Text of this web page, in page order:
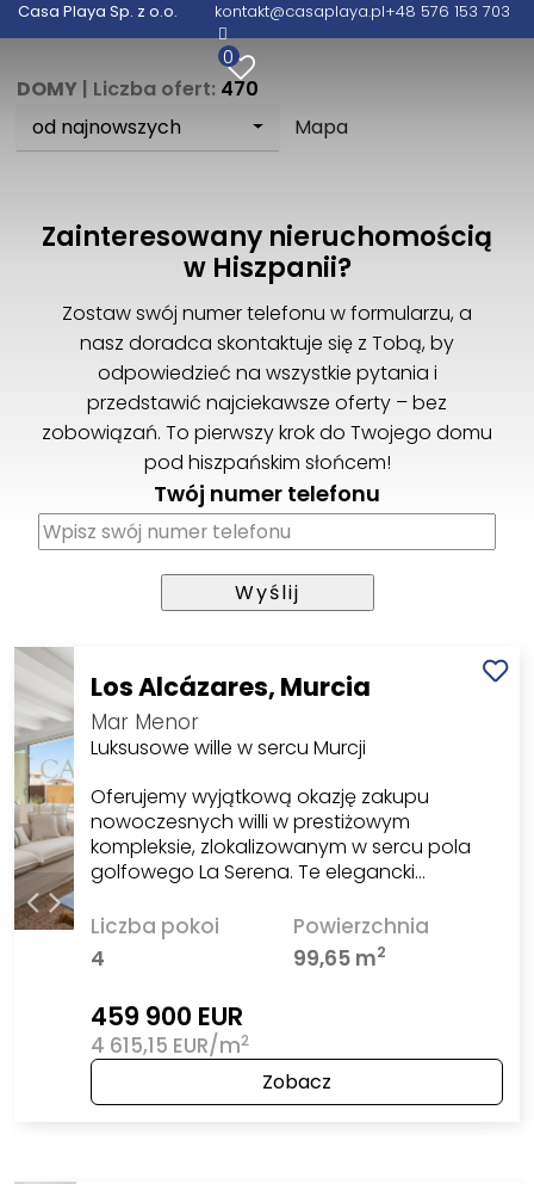
Casa Playa Sp. z o.o. kontakt@casaplaya.pl+48 576 153 703
0
DOMY | Liczba ofert: 470
od najnowszych
Mapa
Zainteresowany nieruchomością
w Hiszpanii?
Zostaw swój numer telefonu w formularzu, a
nasz doradca skontaktuje się z Tobą, by
odpowiedzieć na wszystkie pytania i
przedstawić najciekawsze oferty – bez
zobowiązań. To pierwszy krok do Twojego domu
pod hiszpańskim słońcem!
Twój numer telefonu
Los Alcázares, Murcia
Mar Menor
Luksusowe wille w sercu Murcji
Oferujemy wyjątkową okazję zakupu
nowoczesnych willi w prestiżowym
kompleksie, zlokalizowanym w sercu pola
golfowego La Serena. Te elegancki…
Liczba pokoi
4
Powierzchnia
99,65 m2
459 900 EUR
4 615,15 EUR/m2
Zobacz